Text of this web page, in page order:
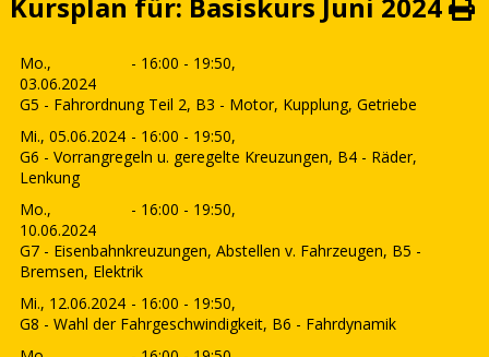
Mo.,
03.06.2024
- 16:00 - 19:50,
G5 - Fahrordnung Teil 2, B3 - Motor, Kupplung, Getriebe
Mi., 05.06.2024 - 16:00 - 19:50,
G6 - Vorrangregeln u. geregelte Kreuzungen, B4 - Räder,
Lenkung
Mo.,
10.06.2024
- 16:00 - 19:50,
G7 - Eisenbahnkreuzungen, Abstellen v. Fahrzeugen, B5 -
Bremsen, Elektrik
Mi., 12.06.2024 - 16:00 - 19:50,
G8 - Wahl der Fahrgeschwindigkeit, B6 - Fahrdynamik